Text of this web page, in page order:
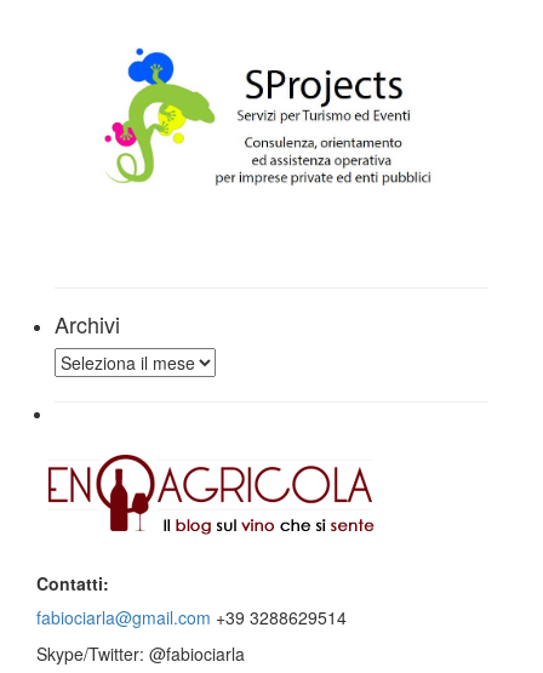
Archivi
Archivi
Contatti:
fabiociarla@gmail.com +39 3288629514
Skype/Twitter: @fabiociarla